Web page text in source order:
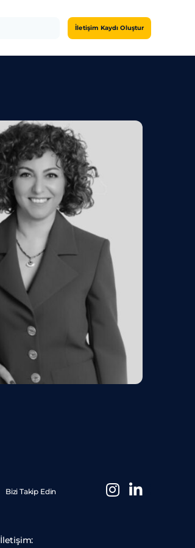
İletişim Kaydı Oluştur
Bizi Takip Edin
İletişim: